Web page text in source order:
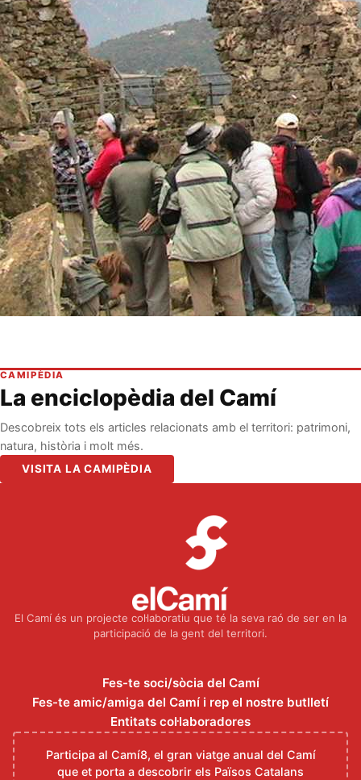
CAMIPÈDIA
La enciclopèdia del Camí
Descobreix tots els articles relacionats amb el territori: patrimoni,
natura, història i molt més.
VISITA LA CAMIPÈDIA
El Camí és un projecte col·laboratiu que té la seva raó de ser en la
participació de la gent del territori.
Fes-te soci/sòcia del Camí
Fes-te amic/amiga del Camí i rep el nostre butlletí
Entitats col·laboradores
Participa al Camí8, el gran viatge anual del Camí
que et porta a descobrir els Països Catalans